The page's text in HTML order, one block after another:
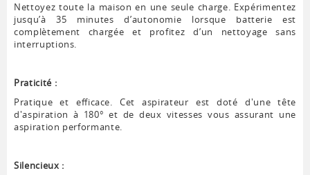
Nettoyez toute la maison en une seule charge. Expérimentez
jusqu’à 35 minutes d’autonomie lorsque batterie est
complètement chargée et profitez d’un nettoyage sans
interruptions.
Praticité :
Pratique et efficace. Cet aspirateur est doté d'une tête
d'aspiration à 180° et de deux vitesses vous assurant une
aspiration performante.
Silencieux :